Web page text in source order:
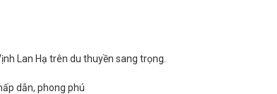
Lan Hạ trên du thuyền sang trọng.
dẫn, phong phú